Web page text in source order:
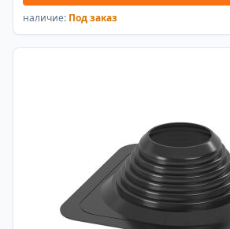
наличие: Под заказ